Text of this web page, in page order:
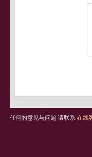
任何的意见与问题 请联系 在线